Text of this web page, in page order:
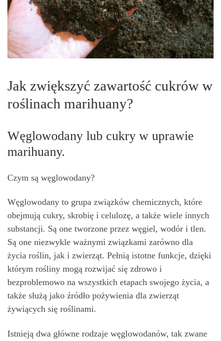
Jak zwiększyć zawartość cukrów w
roślinach marihuany?
Węglowodany lub cukry w uprawie
marihuany.
Czym są węglowodany?
Węglowodany to grupa związków chemicznych, które
obejmują cukry, skrobię i celulozę, a także wiele innych
substancji. Są one tworzone przez węgiel, wodór i tlen.
Są one niezwykle ważnymi związkami zarówno dla
życia roślin, jak i zwierząt. Pełnią istotne funkcje, dzięki
którym rośliny mogą rozwijać się zdrowo i
bezproblemowo na wszystkich etapach swojego życia, a
także służą jako źródło pożywienia dla zwierząt
żywiących się roślinami.
Istnieją dwa główne rodzaje węglowodanów, tak zwane